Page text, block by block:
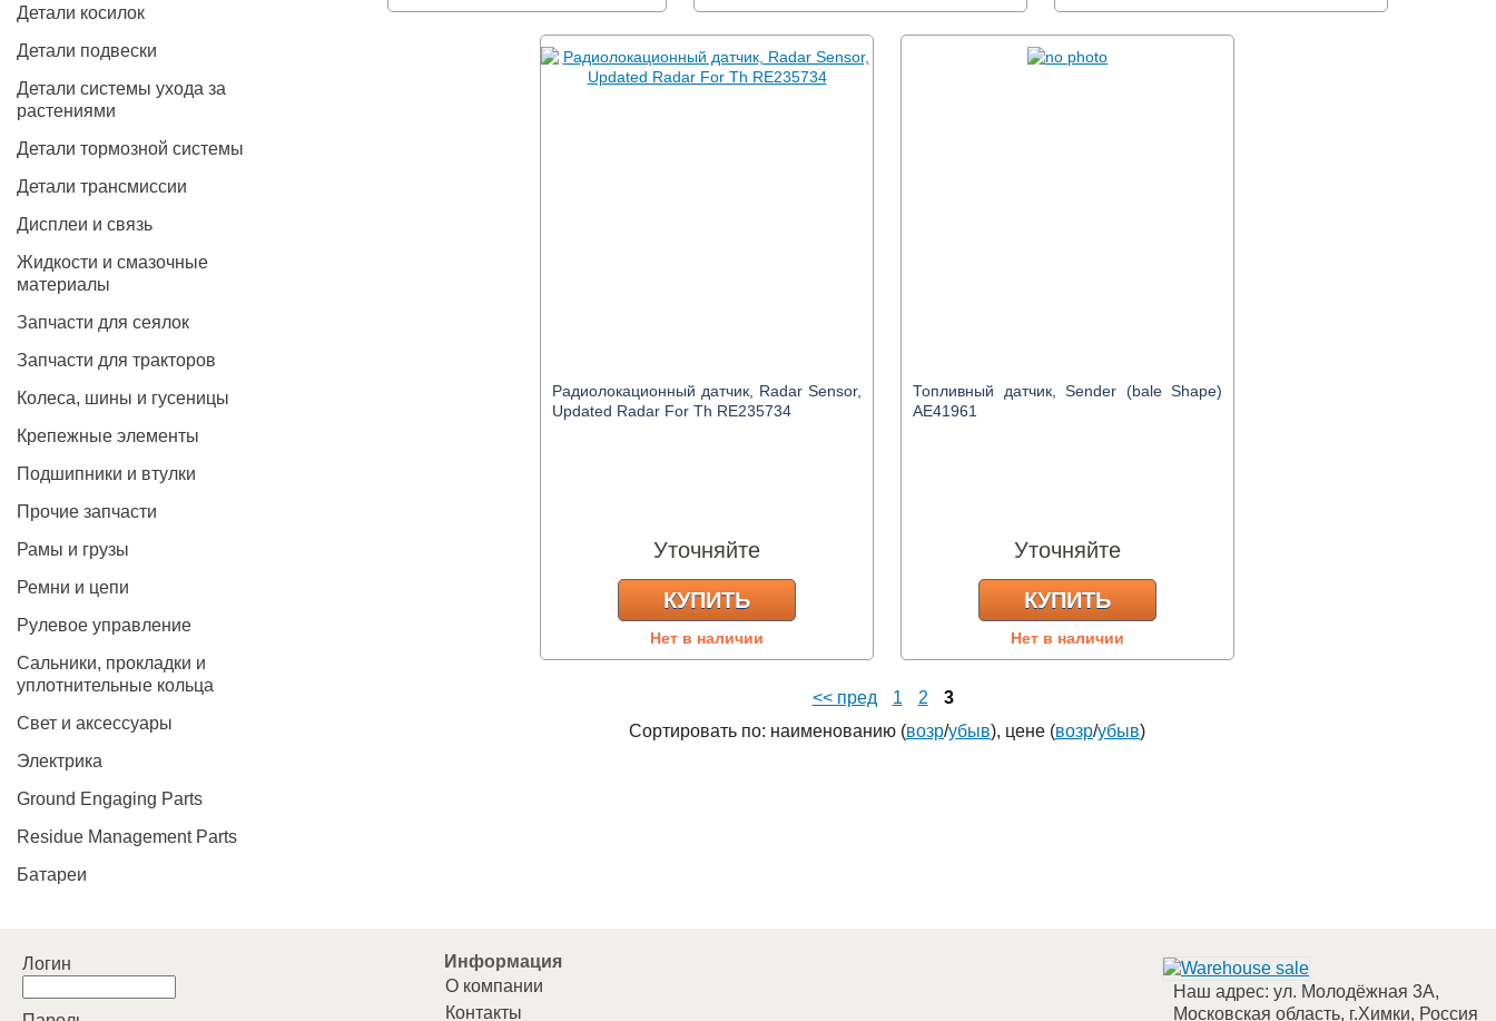
Детали косилок
Детали подвески
Детали системы ухода за
растениями
Детали тормозной системы
Детали трансмиссии
Дисплеи и связь
Жидкости и смазочные
материалы
Запчасти для сеялок
Запчасти для тракторов
Колеса, шины и гусеницы
Крепежные элементы
Подшипники и втулки
Прочие запчасти
Рамы и грузы
Ремни и цепи
Рулевое управление
Сальники, прокладки и
уплотнительные кольца
Свет и аксессуары
Электрика
Ground Engaging Parts
Residue Management Parts
Батареи
Радиолокационный датчик, Radar Sensor,
Updated Radar For Th RE235734
Уточняйте
КУПИТЬ
Нет в наличии
Топливный датчик, Sender (bale Shape)
AE41961
Уточняйте
КУПИТЬ
Нет в наличии
<< пред 1 2
3
Сортировать по: наименованию (возр/убыв), цене (возр/убыв)
Логин
Информация
О компании
Контакты
Наш адрес: ул. Молодёжная 3А,
Московская область, г.Химки, Россия